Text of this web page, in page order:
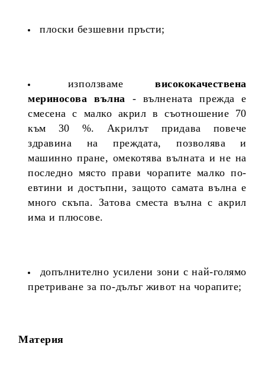
плоски безшевни пръсти;
използвамевисококачествена
мериносова вълна
- вълнената прежда е
смесена с малко акрил в съотношение 70
към 30 %. Акрилът придава повече
здравина на преждата, позволява и
машинно пране, омекотява вълната и не на
последно място прави чорапите малко по-
евтини и достъпни, защото самата вълна е
много скъпа. Затова сместа вълна с акрил
има и плюсове.
допълнително усилени зони с най-голямо
претриване за по-дълъг живот на чорапите;
Материя